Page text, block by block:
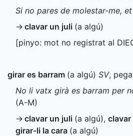
Si no pares de molestar-me,
→ clavar un juli (a algú)
[pinyo: mot no registrat al
girar es barram (a algú) SV,
No li vatx girà es barram per
(A-M)
→ clavar un juli (a algú), clavar
girar-li la cara (a algú)